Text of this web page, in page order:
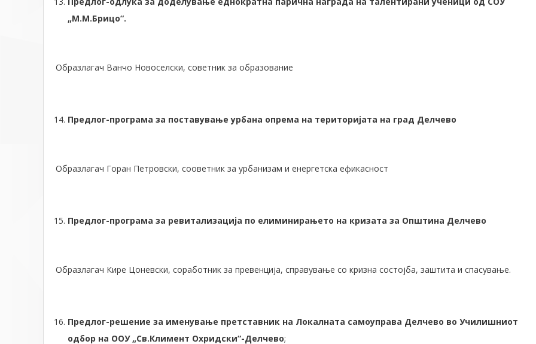
„М.М.Брицо“.
Образлагач Ванчо Новоселски, советник за образование
Предлог-програма за поставување урбана опрема на територијата на град Делчево
Образлагач Горан Петровски, сооветник за урбанизам и енергетска ефикасност
Предлог-програма за ревитализација по елиминирањето на кризата за Општина Делчево
Образлагач Кире Цоневски, соработник за превенција, справување со кризна состојба, заштита и спасување.
Предлог-решение за именување претставник на Локалната самоуправа Делчево во Училишниот
одбор на ООУ „Св.Климент Охридски“-Делчево;